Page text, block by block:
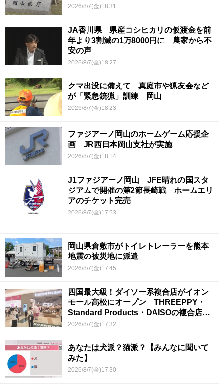
2026/8/7(金)18:31
JA香川県 県産コシヒカリの仮渡金を前
年より3割減の1万8000円に 農家から不
安の声
2026/8/7(金)18:27
クマ出没に備えて 真庭市や猟友会など
が「緊急銃猟」訓練 岡山
2026/8/7(金)18:23
ファジアーノ岡山のホームゲーム応援企
画 JR西日本岡山支社が実施
2026/8/7(金)18:14
J1ファジアーノ岡山 JFE晴れの国スタ
ジアムで開催の第2節長崎戦 ホームエリ
アのチケット完売
2026/8/7(金)17:53
岡山県倉敷市がトイレトレーラーを熊本
地震の被災地に派遣
2026/8/7(金)17:45
四国最大級！ダイソー系複合店がイオン
モール高松にオープン THREEPPY・
Standard Products・DAISOの複合店は
香川県初
2026/8/7(金)17:32
あなたは犬派？猫派？【みんなに聞いて
みた】
2026/8/7(金)17:30